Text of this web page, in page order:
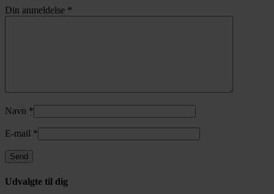
Din anmeldelse *
Navn *
E-mail *
Udvalgte til dig